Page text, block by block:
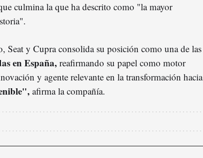
culmina la que ha descrito como "la mayor
Seat y Cupra consolida su posición como una de las
en España,reafirmando su papel como motor
y agente relevante en la transformación hacia
afirma la compañía.